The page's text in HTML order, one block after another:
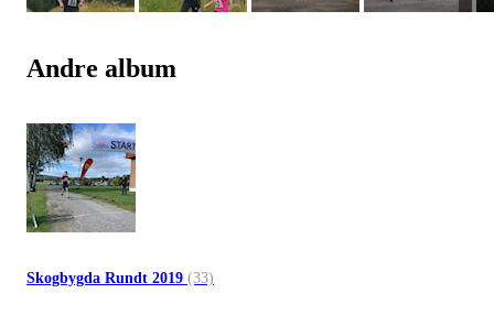
Andre album
Skogbygda Rundt 2019 (33)